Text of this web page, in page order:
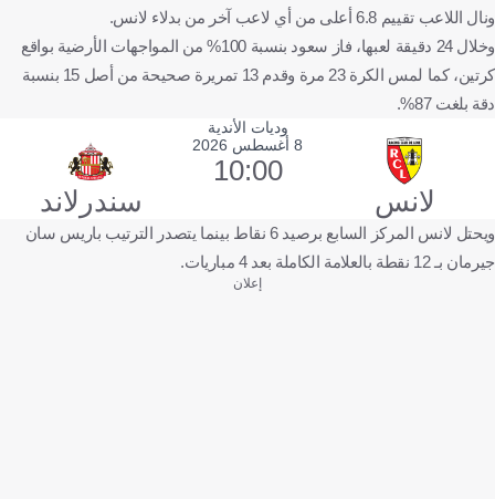
ونال اللاعب تقييم 6.8 أعلى من أي لاعب آخر من بدلاء لانس.
وخلال 24 دقيقة لعبها، فاز سعود بنسبة 100% من المواجهات الأرضية بواقع
كرتين، كما لمس الكرة 23 مرة وقدم 13 تمريرة صحيحة من أصل 15 بنسبة
دقة بلغت 87%.
وديات الأندية
لانس
8 أغسطس 2026
10:00
سندرلاند
ويحتل لانس المركز السابع برصيد 6 نقاط بينما يتصدر الترتيب باريس سان
جيرمان بـ 12 نقطة بالعلامة الكاملة بعد 4 مباريات.
إعلان